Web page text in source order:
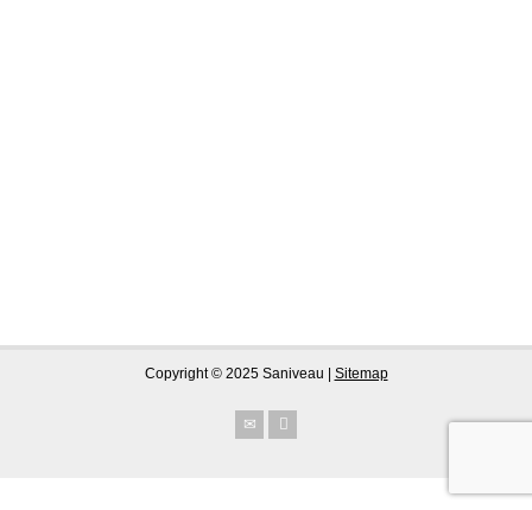
Copyright © 2025 Saniveau | Sitemap